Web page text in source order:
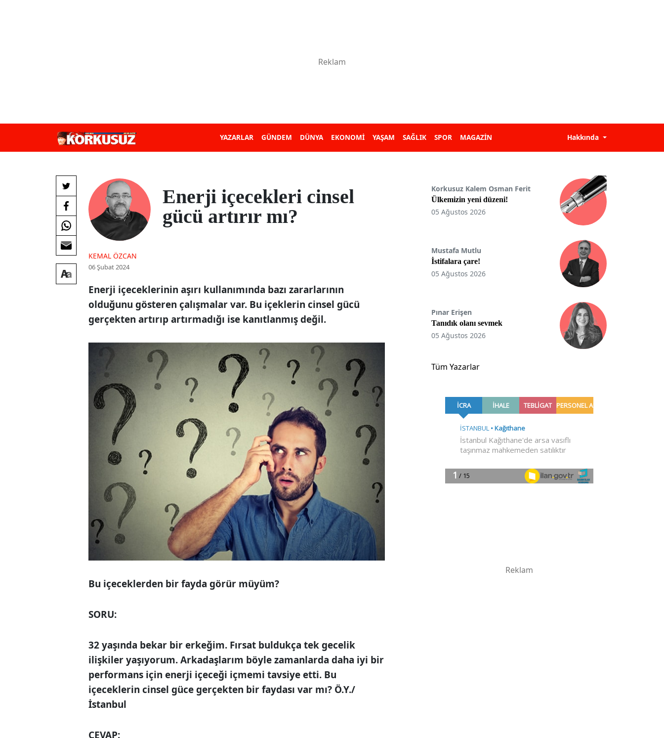
YAZARLAR GÜNDEM DÜNYA EKONOMİ YAŞAM SAĞLIK SPOR MAGAZİN Hakkında
Enerji içecekleri cinsel
gücü artırır mı?
KEMAL ÖZCAN
06 Şubat 2024
Enerji içeceklerinin aşırı kullanımında bazı zararlarının
olduğunu gösteren çalışmalar var. Bu içeklerin cinsel gücü
gerçekten artırıp artırmadığı ise kanıtlanmış değil.
Bu içeceklerden birfayda görür müyüm?
SORU:
32 yaşında bekar bir erkeğim. Fırsat buldukça tek gecelik
ilişkiler yaşıyorum. Arkadaşlarım böyle zamanlarda daha iyi bir
performans için enerji içeceği içmemi tavsiye etti. Bu
içeceklerin cinsel güce ger­çekten bir faydası var mı? Ö.Y./
İstanbul
CEVAP:
Korkusuz Kalem Osman Ferit
Ülkemizin yeni düzeni!
05 Ağustos 2026
Mustafa Mutlu
İstifalara çare!
05 Ağustos 2026
Pınar Erişen
Tanıdık olanı sevmek
05 Ağustos 2026
Tüm Yazarlar